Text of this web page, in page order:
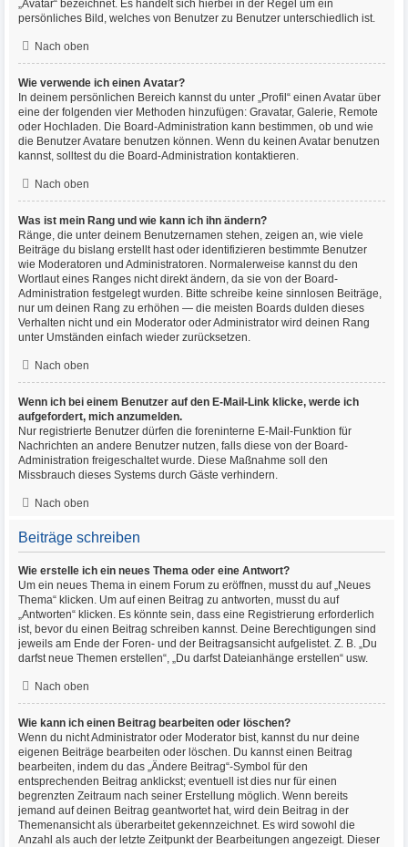
„Avatar“ bezeichnet. Es handelt sich hierbei in der Regel um ein
persönliches Bild, welches von Benutzer zu Benutzer unterschiedlich ist.
Nach oben
Wie verwende ich einen Avatar?
In deinem persönlichen Bereich kannst du unter „Profil“ einen Avatar über
eine der folgenden vier Methoden hinzufügen: Gravatar, Galerie, Remote
oder Hochladen. Die Board-Administration kann bestimmen, ob und wie
die Benutzer Avatare benutzen können. Wenn du keinen Avatar benutzen
kannst, solltest du die Board-Administration kontaktieren.
Nach oben
Was ist mein Rang und wie kann ich ihn ändern?
Ränge, die unter deinem Benutzernamen stehen, zeigen an, wie viele
Beiträge du bislang erstellt hast oder identifizieren bestimmte Benutzer
wie Moderatoren und Administratoren. Normalerweise kannst du den
Wortlaut eines Ranges nicht direkt ändern, da sie von der Board-
Administration festgelegt wurden. Bitte schreibe keine sinnlosen Beiträge,
nur um deinen Rang zu erhöhen — die meisten Boards dulden dieses
Verhalten nicht und ein Moderator oder Administrator wird deinen Rang
unter Umständen einfach wieder zurücksetzen.
Nach oben
Wenn ich bei einem Benutzer auf den E-Mail-Link klicke, werde ich
aufgefordert, mich anzumelden.
Nur registrierte Benutzer dürfen die foreninterne E-Mail-Funktion für
Nachrichten an andere Benutzer nutzen, falls diese von der Board-
Administration freigeschaltet wurde. Diese Maßnahme soll den
Missbrauch dieses Systems durch Gäste verhindern.
Nach oben
Beiträge schreiben
Wie erstelle ich ein neues Thema oder eine Antwort?
Um ein neues Thema in einem Forum zu eröffnen, musst du auf „Neues
Thema“ klicken. Um auf einen Beitrag zu antworten, musst du auf
„Antworten“ klicken. Es könnte sein, dass eine Registrierung erforderlich
ist, bevor du einen Beitrag schreiben kannst. Deine Berechtigungen sind
jeweils am Ende der Foren- und der Beitragsansicht aufgelistet. Z. B. „Du
darfst neue Themen erstellen“, „Du darfst Dateianhänge erstellen“ usw.
Nach oben
Wie kann ich einen Beitrag bearbeiten oder löschen?
Wenn du nicht Administrator oder Moderator bist, kannst du nur deine
eigenen Beiträge bearbeiten oder löschen. Du kannst einen Beitrag
bearbeiten, indem du das „Ändere Beitrag“-Symbol für den
entsprechenden Beitrag anklickst; eventuell ist dies nur für einen
begrenzten Zeitraum nach seiner Erstellung möglich. Wenn bereits
jemand auf deinen Beitrag geantwortet hat, wird dein Beitrag in der
Themenansicht als überarbeitet gekennzeichnet. Es wird sowohl die
Anzahl als auch der letzte Zeitpunkt der Bearbeitungen angezeigt. Dieser